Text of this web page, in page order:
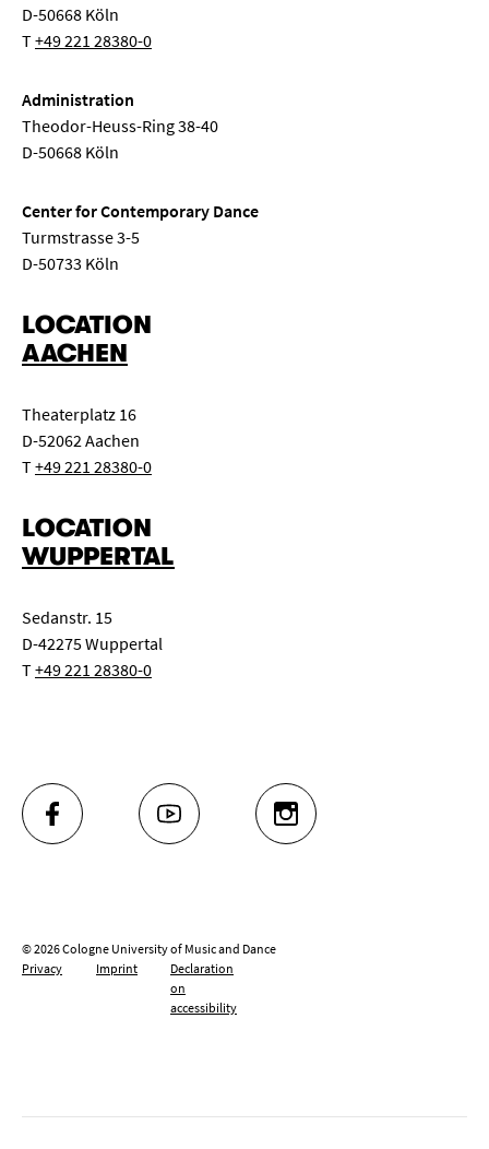
D-50668 Köln
T+49 221 28380-0
Administration
Theodor-Heuss-Ring 38-40
D-50668 Köln
Center for Contemporary Dance
Turmstrasse 3-5
D-50733 Köln
LOCATION
AACHEN
Theaterplatz 16
D-52062 Aachen
T+49 221 28380-0
LOCATION
WUPPERTAL
Sedanstr. 15
D-42275 Wuppertal
T+49 221 28380-0
FACEBOOK YOUTUBE INSTAGRAM
© 2026 Cologne University of Music and Dance
Privacy
Imprint
Declaration
on
accessibility